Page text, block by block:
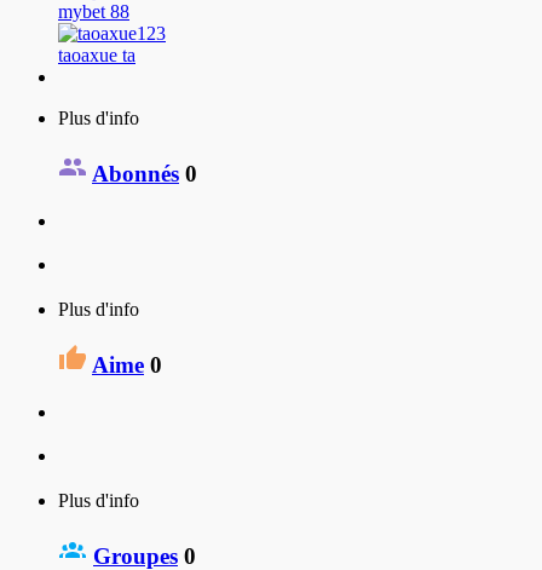
mybet 88
taoaxue ta
Plus d'info
Abonnés 0
Plus d'info
Aime 0
Plus d'info
Groupes 0